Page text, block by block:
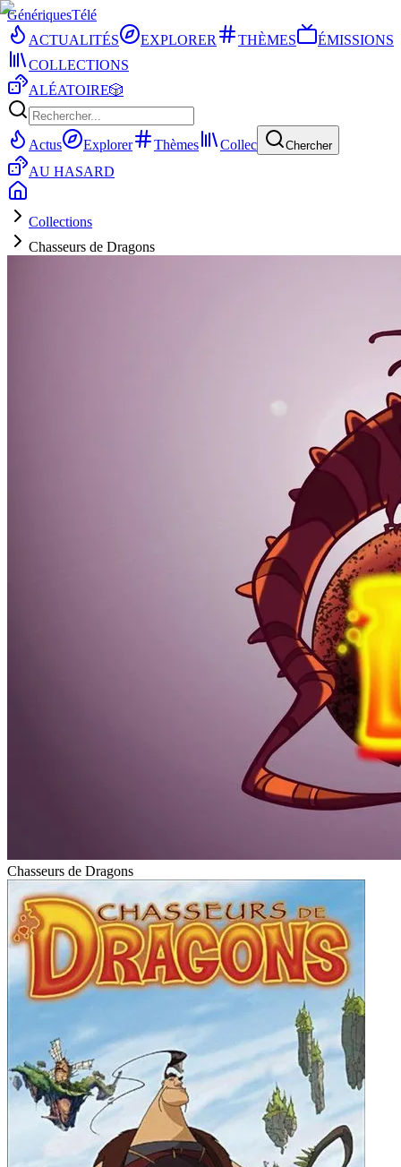
GénériquesTélé
ACTUALITÉS
EXPLORER THÈMES
ÉMISSIONS
COLLECTIONS
ALÉATOIRE🎲
Actus Explorer Thèmes Collec Chercher
AU HASARD
Collections
Chasseurs de Dragons
Chasseurs de Dragons